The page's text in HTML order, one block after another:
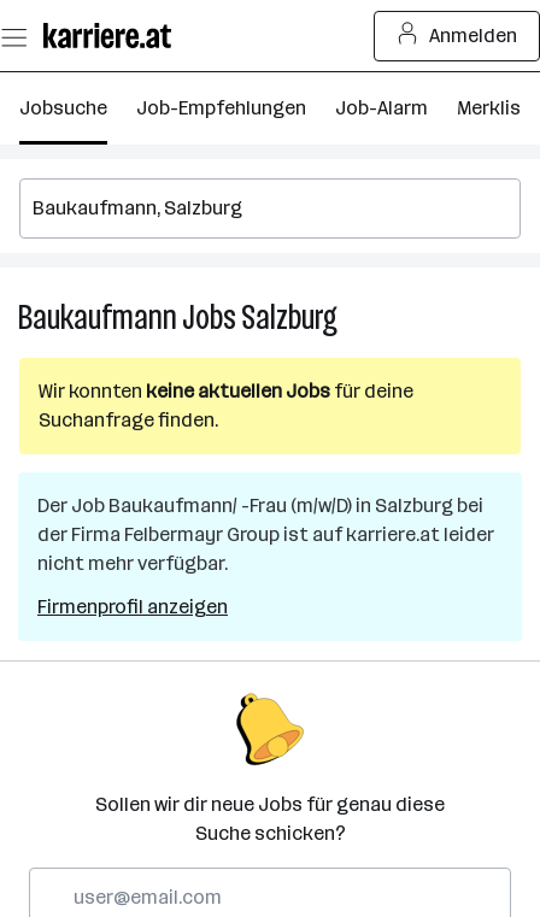
Seiteninhalt
springen
Anmelden
Jobsuche Job-Empfehlungen Job-Alarm Merkliste
BaukaufmannJobsSalzburgBaukaufmann
Jobs
Salzburg
Wir konnten keine aktuellen Jobs für deine
Suchanfrage finden.
Der Job Baukaufmann/ -Frau (m/w/D) in Salzburg bei
der Firma Felbermayr Group ist auf karriere.at leider
nicht mehr verfügbar.
Firmenprofil anzeigen
Sollen wir dir neue Jobs für genau diese
Suche schicken?